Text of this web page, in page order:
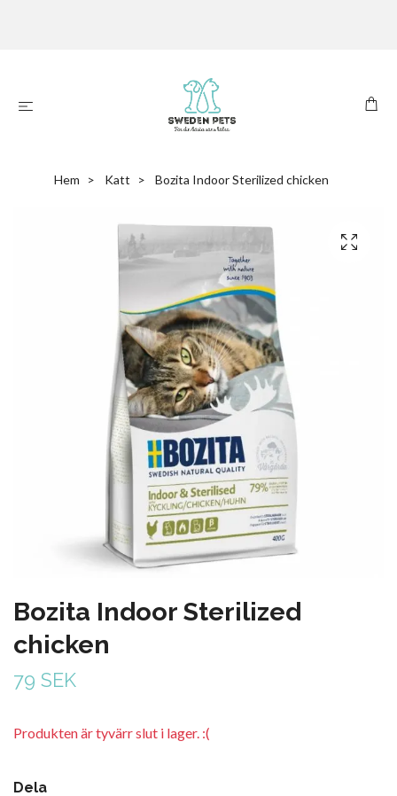
Hem Katt Bozita Indoor Sterilized chicken
Bozita Indoor Sterilized
chicken
79 SEK
Produkten är tyvärr slut i lager. :(
Dela